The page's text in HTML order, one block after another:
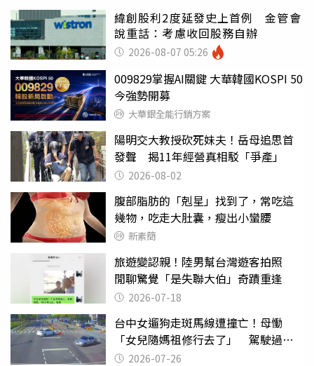
緯創股利2度延發史上首例 金管會
說重話：考慮收回股務自辦
2026-08-07 05:26
009829掌握AI關鍵 大華韓國KOSPI 50
今強勢開募
大華銀全能行銷方案
陽明交大教授砍死妹夫！岳母追思首
發聲 揭11年經營真相駁「爭產」
2026-08-02
腹部脂肪的「剋星」找到了，常吃這
幾物，吃走大肚囊，瘦出小蠻腰
新素簡
旅遊變認親！陸男幫台灣遊客拍照
閒聊驚覺「是失聯大伯」奇蹟重逢
2026-07-18
台中女遛狗走斑馬線遭撞亡！母慟
「女兒隨媽祖修行去了」 駕駛過失
致死判9月
2026-07-26